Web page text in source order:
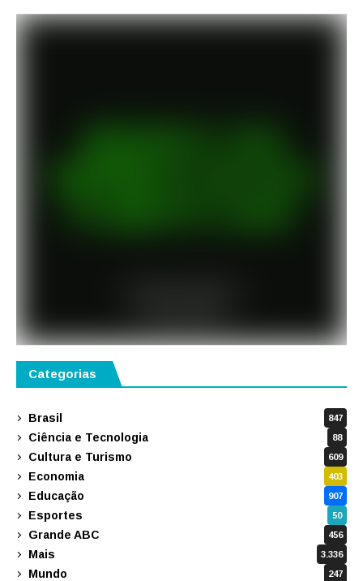
Categorias
Brasil 847
Ciência e Tecnologia 88
Cultura e Turismo 609
Economia 403
Educação 907
Esportes 50
Grande ABC 456
Mais 3.336
Mundo 247